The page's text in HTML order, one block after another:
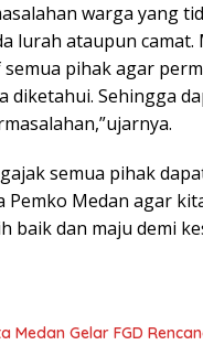
warga yang
lurah ataupun camat.
pihak agar
diketahui. Sehingga
semua pihak
Pemko Medan agar
baik dan maju demi
Medan Gelar FGD